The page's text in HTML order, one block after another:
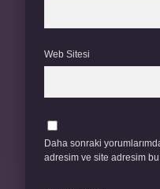
Web Sitesi
Daha sonraki
adresim ve site adresim